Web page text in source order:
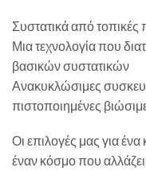
Συστατικά από τοπικές
Μια τεχνολογία που
βασικών συστατικών
Ανακυκλώσιμες
πιστοποιημένες
Οι επιλογές μας για
έναν κόσμο που αλλάζει